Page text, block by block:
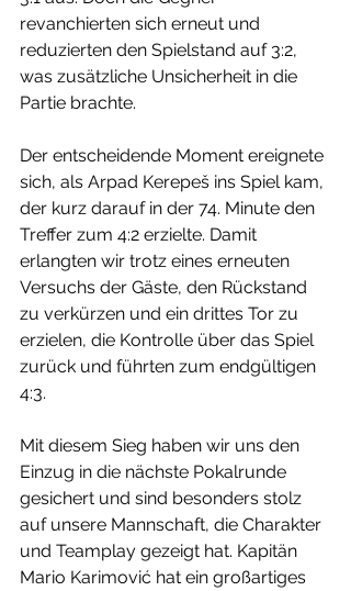
revanchierten sich erneut und
reduzierten den Spielstand auf 3:2,
was zusätzliche Unsicherheit in die
Partie brachte.
Der entscheidende Moment ereignete
sich, als Arpad Kerepeš ins Spiel kam,
der kurz darauf in der 74. Minute den
Treffer zum 4:2 erzielte. Damit
erlangten wir trotz eines erneuten
Versuchs der Gäste, den Rückstand
zu verkürzen und ein drittes Tor zu
erzielen, die Kontrolle über das Spiel
zurück und führten zum endgültigen
4:3.
Mit diesem Sieg haben wir uns den
Einzug in die nächste Pokalrunde
gesichert und sind besonders stolz
auf unsere Mannschaft, die Charakter
und Teamplay gezeigt hat. Kapitän
Mario Karimović hat ein großartiges